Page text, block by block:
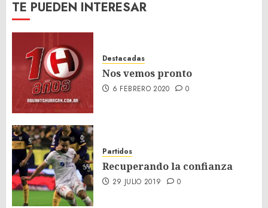
TE PUEDEN INTERESAR
Destacadas
Nos vemos pronto
6 FEBRERO 2020 0
Partidos
Recuperando la confianza
29 JULIO 2019 0